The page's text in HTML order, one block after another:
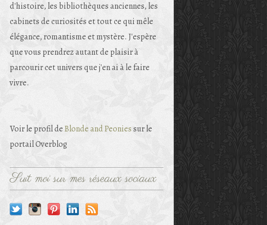
d'histoire, les bibliothèques anciennes, les
cabinets de curiosités et tout ce qui mêle
élégance, romantisme et mystère. J'espère
que vous prendrez autant de plaisir à
parcourir cet univers que j'en ai à le faire
vivre.
Voir le profil deBlonde and Peoniessur le
portail Overblog
Suit moi sur mes réseaux sociaux